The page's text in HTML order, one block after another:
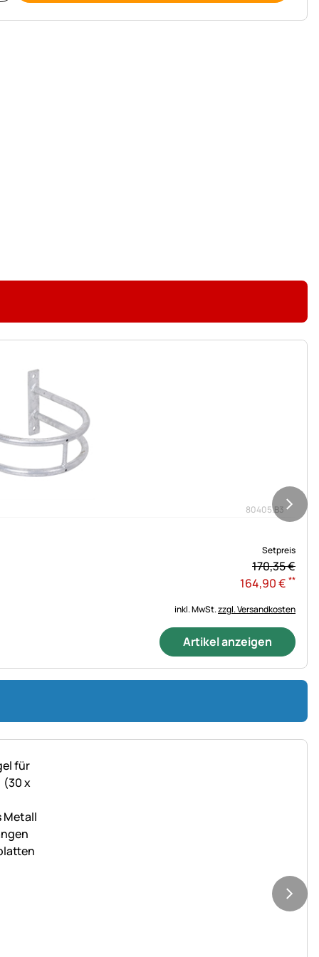
80405.B3
Setpreis
170,35€
164,90€ **
inkl. MwSt.zzgl. Versandkosten
Artikel anzeigen